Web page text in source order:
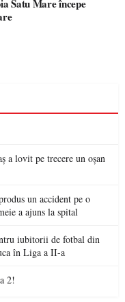
Satu Mare începe
a lovit pe trecere un oșan
un accident pe o
a ajuns la spital
iubitorii de fotbal din
în Liga a II-a
2!